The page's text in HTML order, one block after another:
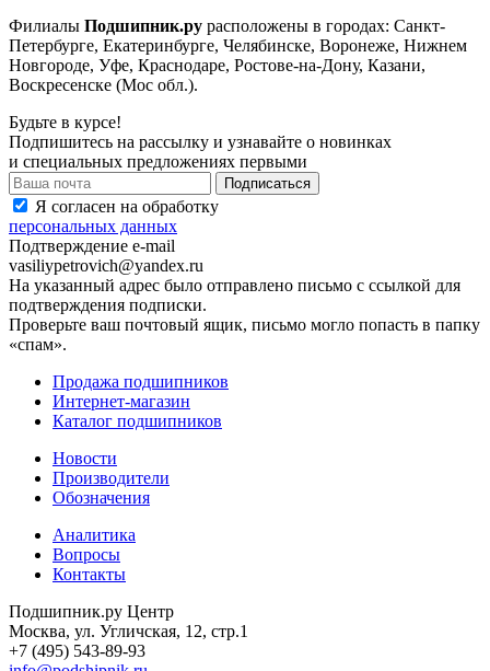
Филиалы Подшипник.ру расположены в городах: Санкт-
Петербурге, Екатеринбурге, Челябинске, Воронеже, Нижнем
Новгороде, Уфе, Краснодаре, Ростове-на-Дону, Казани,
Воскресенске (Мос обл.).
Будьте в курсе!
Подпишитесь на рассылку и узнавайте о новинках
и специальных предложениях первыми
Я согласен на обработку
персональных данных
Подтверждение e-mail
vasiliypetrovich@yandex.ru
На указанный адрес было отправлено письмо с ссылкой для
подтверждения подписки.
Проверьте ваш почтовый ящик, письмо могло попасть в папку
«спам».
Продажа подшипников
Интернет-магазин
Каталог подшипников
Новости
Производители
Обозначения
Аналитика
Вопросы
Контакты
Подшипник.ру Центр
Москва, ул. Угличская, 12, стр.1
+7 (495) 543-89-93